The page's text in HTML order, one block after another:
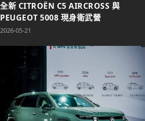
全新 CITROËN C5 AIRCROSS 與
PEUGEOT 5008 現身衛武營
2026-05-21